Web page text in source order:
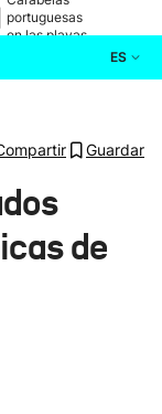
portuguesas
en las playas
ES
Guardar
de